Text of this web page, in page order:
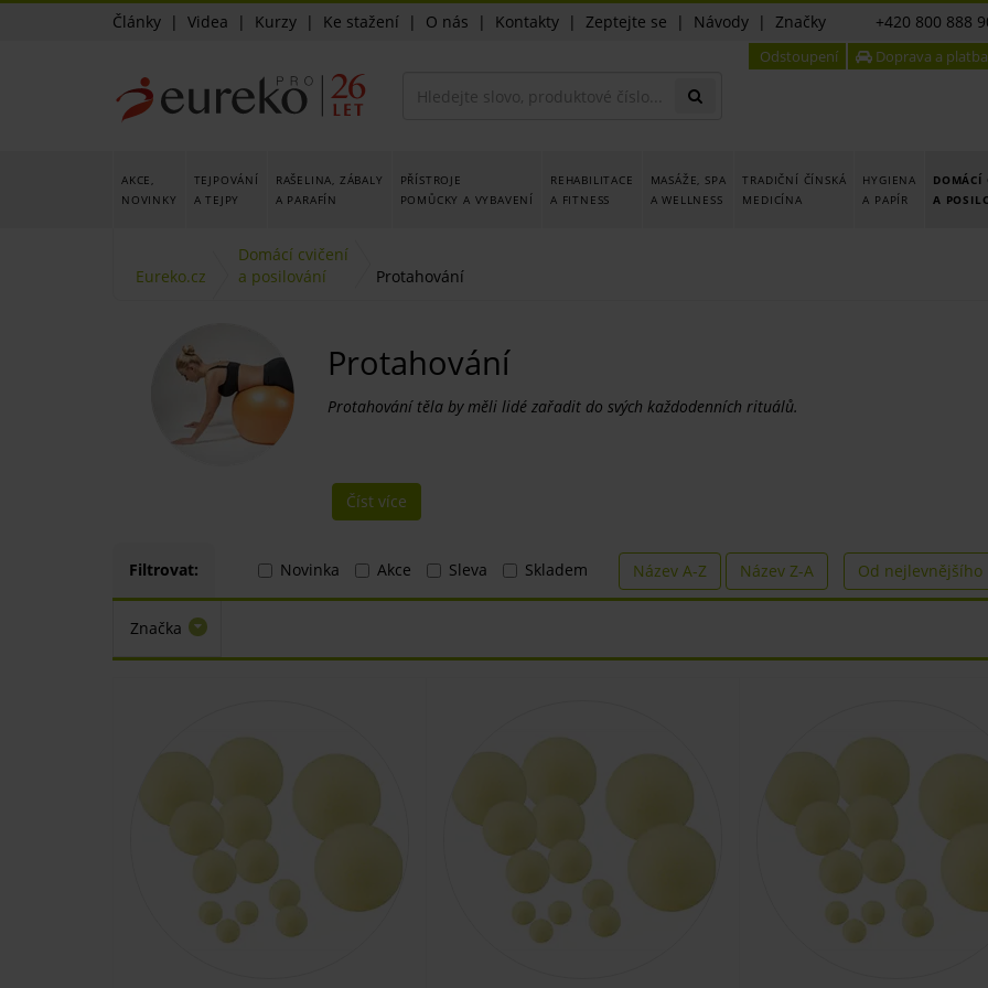
Články | Videa | Kurzy | Ke stažení | O nás | Kontakty | Zeptejte se | Návody | Značky +420 800 888
Odstoupení Doprava a platba
AKCE,
NOVINKY
TEJPOVÁNÍ
A TEJPY
RAŠELINA, ZÁBALY
A PARAFÍN
PŘÍSTROJE
POMŮCKY A VYBAVENÍ
REHABILITACE
A FITNESS
MASÁŽE, SPA
A WELLNESS
TRADIČNÍ ČÍNSKÁ
MEDICÍNA
HYGIENA
A PAPÍR
DOMÁCÍ
A
Eureko.cz
Domácí cvičení
a posilování
Protahování
Protahování
Protahování těla by měli lidé zařadit do svých každodenních rituálů.
Číst více
Filtrovat: Novinka Akce Sleva Skladem Název A-Z Název Z-A Od nejlevnějšího
Značka